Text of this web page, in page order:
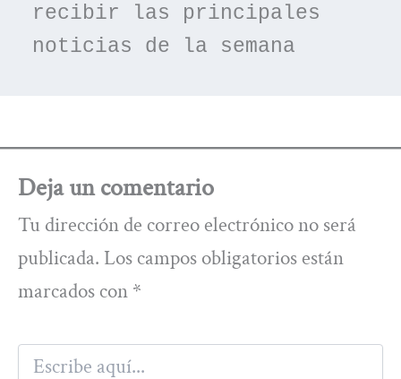
recibir las principales
noticias de la semana
Deja un comentario
Tu dirección de correo electrónico no será
publicada. Los campos obligatorios están
marcados con *
Escribe
aquí...